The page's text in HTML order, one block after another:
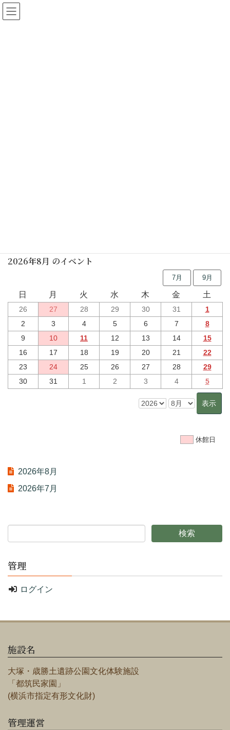
2026年8月 のイベント
7月 9月
日 月 火 水 木 金 土
26 27 28 29 30 31
1
2
3 4 5 6 7
8
9
10 11 12 13 14
15
16
17 18 19 20 21
22
23
24 25 26 27 28
29
30
31 1 2 3 4 5
休館日
2026年8月
2026年7月
管理
ログイン
施設名
大塚・歳勝土遺跡公園文化体験施設
「都筑民家園」
(横浜市指定有形文化財)
管理運営